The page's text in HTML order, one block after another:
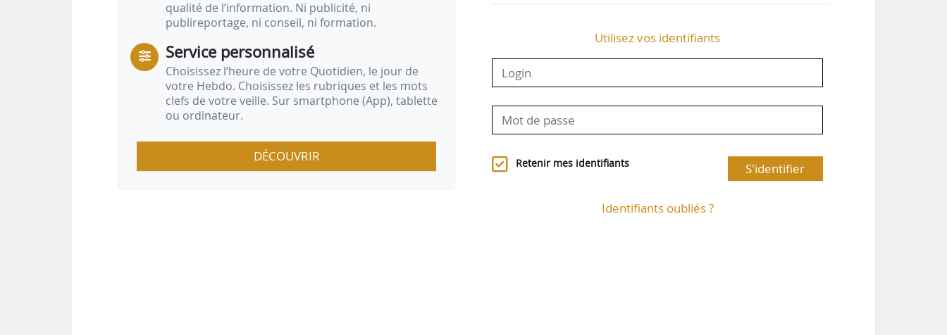
qualité de l’information. Ni publicité, ni
publireportage, ni conseil, ni formation.
Service personnalisé
Choisissez l‘heure de votre Quotidien, le jour de
votre Hebdo. Choisissez les rubriques et les mots
clefs de votre veille. Sur smartphone (App), tablette
ou ordinateur.
DÉCOUVRIR
Utilisez vos identifiants
Retenir mes identifiants S'identifier
Identifiants oubliés ?